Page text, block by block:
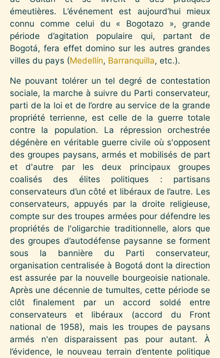
émeutières. L’événement est aujourd’hui mieux
connu comme celui du « Bogotazo », grande
période d’agitation populaire qui, partant de
Bogotá, fera effet domino sur les autres grandes
villes du pays (Medellín, Barranquilla, etc.).
Ne pouvant tolérer un tel degré de contestation
sociale, la marche à suivre du Parti conservateur,
parti de la loi et de l’ordre au service de la grande
propriété terrienne, est celle de la guerre totale
contre la population. La répression orchestrée
dégénère en véritable guerre civile où s'opposent
des groupes paysans, armés et mobilisés de part
et d'autre par les deux principaux groupes
coalisés des élites politiques : partisans
conservateurs d’un côté et libéraux de l’autre. Les
conservateurs, appuyés par la droite religieuse,
compte sur des troupes armées pour défendre les
propriétés de l'oligarchie traditionnelle, alors que
des groupes d’autodéfense paysanne se forment
sous la bannière du Parti conservateur,
organisation centralisée à Bogotá dont la direction
est assurée par la nouvelle bourgeoisie nationale.
Après une décennie de tumultes, cette période se
clôt finalement par un accord soldé entre
conservateurs et libéraux (accord du Front
national de 1958), mais les troupes de paysans
armés n'en disparaissent pas pour autant. À
l’évidence, le nouveau terrain d’entente politique